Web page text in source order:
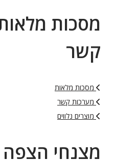
מסכות
קשר
מסכות מלאות
מערכות קשר
מוצרים נלווים
מצנחי